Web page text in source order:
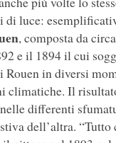
di luce:
, composta da
e il 1894 il cui
Rouen in diversi
climatiche. Il
differenti
dell’altra. “Tutto